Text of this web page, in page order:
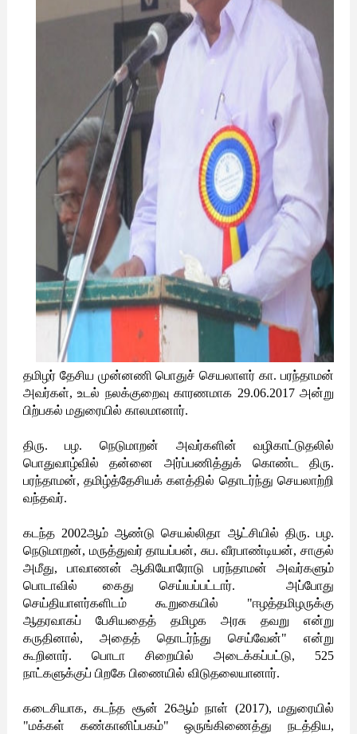
தமிழர் தேசிய முன்னணி பொதுச் செயலாளர் கா. பரந்தாமன்
அவர்கள், உடல் நலக்குறைவு காரணமாக 29.06.2017 அன்று
பிற்பகல் மதுரையில் காலமானார்.
திரு. பழ. நெடுமாறன் அவர்களின் வழிகாட்டுதலில்
பொதுவாழ்வில் தன்னை அர்ப்பணித்துக் கொண்ட திரு.
பரந்தாமன், தமிழ்த்தேசியக் களத்தில் தொடர்ந்து செயலாற்றி
வந்தவர்.
கடந்த 2002ஆம் ஆண்டு செயல்லிதா ஆட்சியில் திரு. பழ.
நெடுமாறன், மருத்துவர் தாயப்பன், சுப. வீரபாண்டியன், சாகுல்
அமீது, பாவாணன் ஆகியோரோடு பரந்தாமன் அவர்க‍ளும்
பொடாவில் கைது செய்யப்பட்டார். அப்போது
செய்தியாளர்களிடம் கூறுகையில் "ஈழத்தமிழருக்கு
ஆதரவாகப் பேசியதைத் தமிழக அரசு தவறு என்று
க‍ருதினால், அதைத் தொடர்ந்து செய்வேன்" என்று
கூறினார். பொடா சிறையில் அடைக்கப்பட்டு, 525
நாட்களுக்குப் பிறகே பிணையில் விடுதலையானார்.
கடைசியாக, கடந்த சூன் 26ஆம் நாள் (2017), மதுரையில்
"மக்கள் கண்கானிப்பகம்" ஒருங்கிணைத்து நடத்திய,